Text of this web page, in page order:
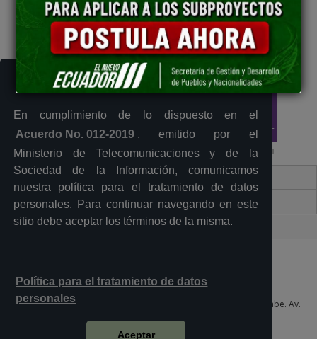
En cumplimiento de lo dispuesto en el
Acuerdo No. 012-2019 , emitido por el
Ministerio de Telecomunicaciones y de la
Sociedad de la Información, comunicamos
nuestra política para el tratamiento de datos
personales. Para continuar navegando en este
sitio debe aceptar los términos de la misma.
Política para el tratamiento de datos
personales
Aceptar
Contacto Ciudadano Digital
Portal Trámites Ciudadanos
Sistema Nacional de Información (SNI)
Plataforma Gubernamental de Desarrollo Social del Sur, Quitumbe. Av.